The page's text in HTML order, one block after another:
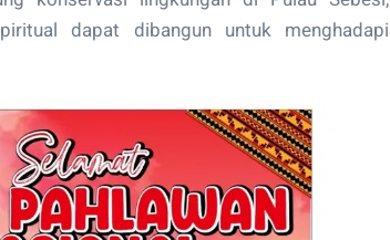
dapat dibangun untuk menghadapi